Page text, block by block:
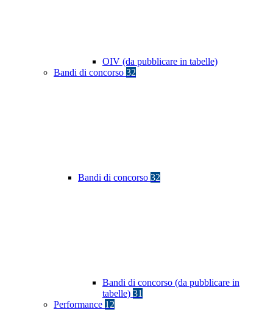
OIV (da pubblicare in tabelle)
Bandi di concorso 32
Bandi di concorso 32
Bandi di concorso (da pubblicare in
tabelle) 31
Performance 12